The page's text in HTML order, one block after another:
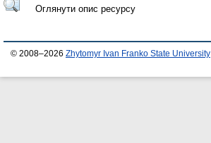
Оглянути опис ресурсу
© 2008–2026 Zhytomyr Ivan Franko State University